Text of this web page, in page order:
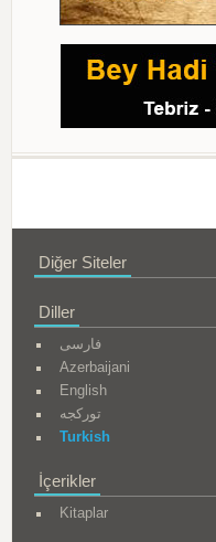
Diğer Siteler
Diller
فارسی
Azerbaijani
English
تورکجه
Turkish
İçerikler
Kitaplar